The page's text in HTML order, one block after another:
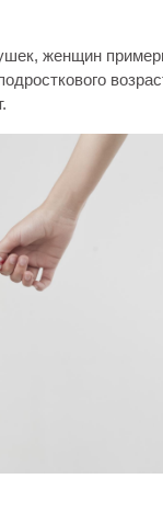
женщин